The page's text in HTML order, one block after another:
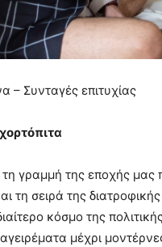
– Συνταγές επιτυχίας
γραμμή της εποχής μας
τη σειρά της
κόσμο της
μέχρι